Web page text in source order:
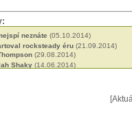
neznáte (05.10.2014)
rocksteady éru (21.09.2014)
(29.08.2014)
Shaky (14.06.2014)
(31.01.2014)
britskou scénu
Petera Toshe